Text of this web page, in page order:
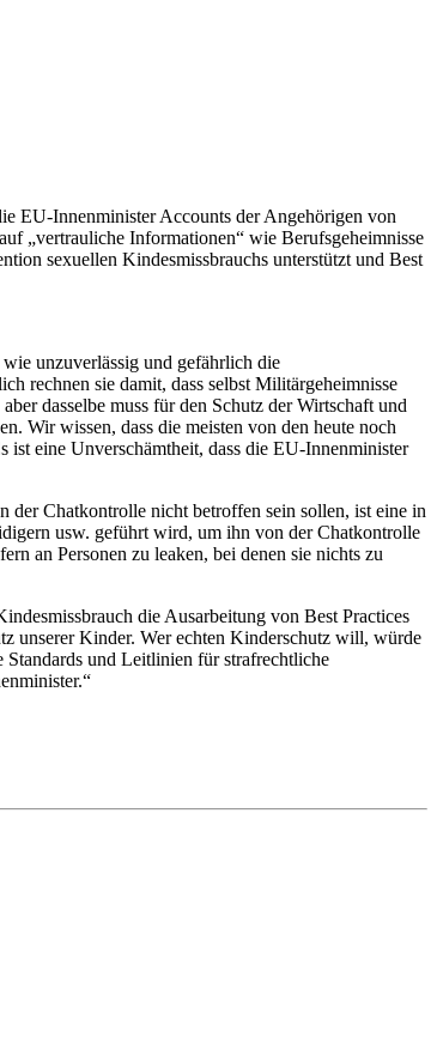
EU-Innenminister Accounts der Angehörigen von
„vertrauliche Informationen“ wie Berufsgeheimnisse
sexuellen Kindesmissbrauchs unterstützt und Best
unzuverlässig und gefährlich die
rechnen sie damit, dass selbst Militärgeheimnisse
dasselbe muss für den Schutz der Wirtschaft und
Wir wissen, dass die meisten von den heute noch
eine Unverschämtheit, dass die EU-Innenminister
Chatkontrolle nicht betroffen sein sollen, ist eine in
usw. geführt wird, um ihn von der Chatkontrolle
an Personen zu leaken, bei denen sie nichts zu
die Ausarbeitung von Best Practices
unserer Kinder. Wer echten Kinderschutz will, würde
Standards und Leitlinien für strafrechtliche